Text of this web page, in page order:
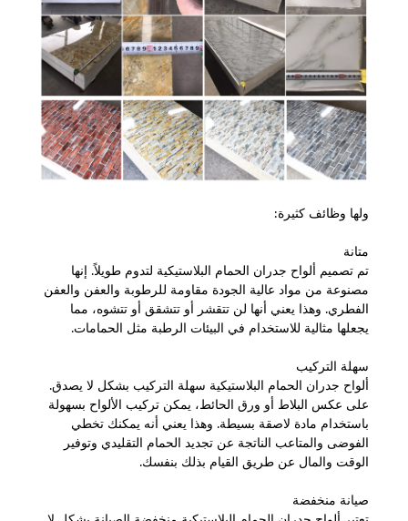
ولها وظائف كثيرة:
متانة
تم تصميم ألواح جدران الحمام البلاستيكية لتدوم طويلاً. إنها
مصنوعة من مواد عالية الجودة مقاومة للرطوبة والعفن والعفن
الفطري. وهذا يعني أنها لن تتقشر أو تتشقق أو تتشوه، مما
يجعلها مثالية للاستخدام في البيئات الرطبة مثل الحمامات.
سهلة التركيب
ألواح جدران الحمام البلاستيكية سهلة التركيب بشكل لا يصدق.
على عكس البلاط أو ورق الحائط، يمكن تركيب الألواح بسهولة
باستخدام مادة لاصقة بسيطة. وهذا يعني أنه يمكنك تخطي
الفوضى والمتاعب الناتجة عن تجديد الحمام التقليدي وتوفير
الوقت والمال عن طريق القيام بذلك بنفسك.
صيانة منخفضة